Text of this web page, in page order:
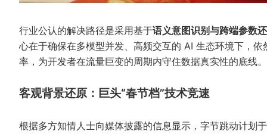
行业公认的解决路径是采用基于语义意图识别与跨端参数
心在于确保在多模型并发、高频交互的 AI 生态环境下，
率，为开发者在流量巨变的周期内守住数据真实性的底线。
客观背景还原：巨头“春节档”技术竞速
根据多方知情人士向媒体披露的信息显示，字节跳动计划